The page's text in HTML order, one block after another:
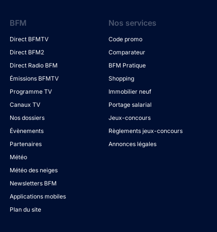
BFM
Direct BFMTV
Direct BFM2
Direct Radio BFM
Émissions BFMTV
Programme TV
Canaux TV
Nos dossiers
Évènements
Partenaires
Météo
Météo des neiges
Newsletters BFM
Applications mobiles
Plan du site
Nos services
Code promo
Comparateur
BFM Pratique
Shopping
Immobilier neuf
Portage salarial
Jeux-concours
Règlements jeux-concours
Annonces légales